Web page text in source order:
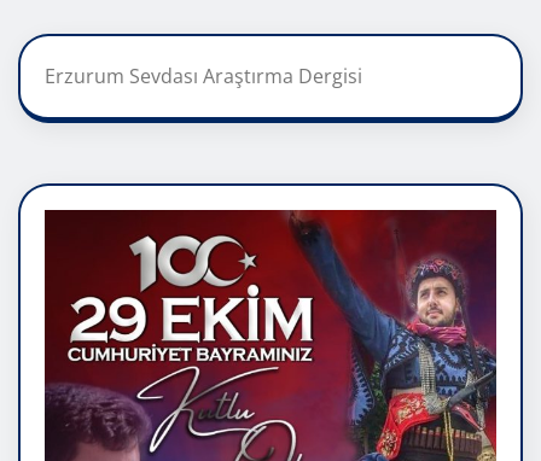
Erzurum Sevdası Araştırma Dergisi